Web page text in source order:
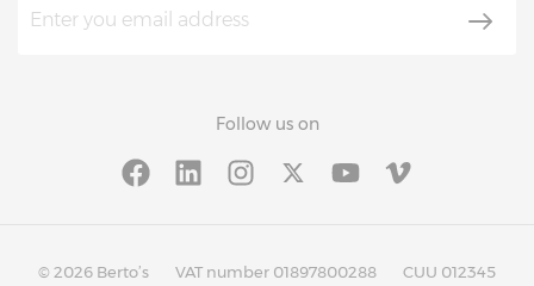
Follow us on
© 2026 Berto’s VAT number 01897800288
CUU 012345